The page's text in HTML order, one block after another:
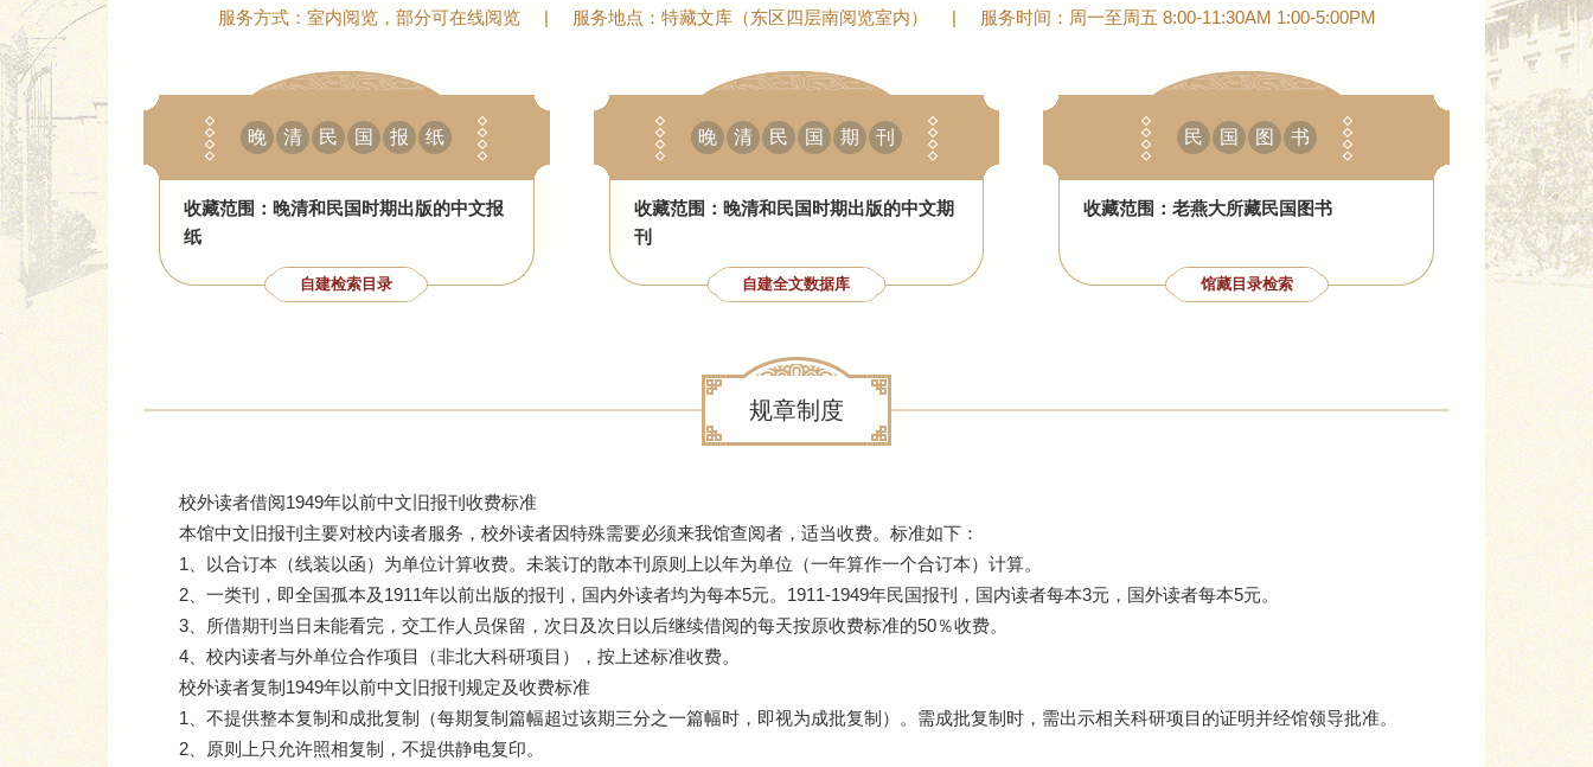
服务方式：室内阅览，部分可在线阅览 | 服务地点：特藏文库（东区四层南阅览室内） | 服务时间：周一至周五 8:00-11:30AM 1:00-5:00PM
晚 清 民 国 报 纸
收藏范围：晚清和民国时期出版的中文报
纸
自建检索目录
晚 清 民 国 期 刊
收藏范围：晚清和民国时期出版的中文期
刊
自建全文数据库
民 国 图 书
收藏范围：老燕大所藏民国图书
馆藏目录检索
规章制度
校外读者借阅1949年以前中文旧报刊收费标准
本馆中文旧报刊主要对校内读者服务，校外读者因特殊需要必须来我馆查阅者，适当收费。标准如下：
1、以合订本（线装以函）为单位计算收费。未装订的散本刊原则上以年为单位（一年算作一个合订本）计算。
2、一类刊，即全国孤本及1911年以前出版的报刊，国内外读者均为每本5元。1911-1949年民国报刊，国内读者每本3元，国外读者每本5元。
3、所借期刊当日未能看完，交工作人员保留，次日及次日以后继续借阅的每天按原收费标准的50％收费。
4、校内读者与外单位合作项目（非北大科研项目），按上述标准收费。
校外读者复制1949年以前中文旧报刊规定及收费标准
1、不提供整本复制和成批复制（每期复制篇幅超过该期三分之一篇幅时，即视为成批复制）。需成批复制时，需出示相关科研项目的证明并经馆领导批准。
2、原则上只允许照相复制，不提供静电复印。